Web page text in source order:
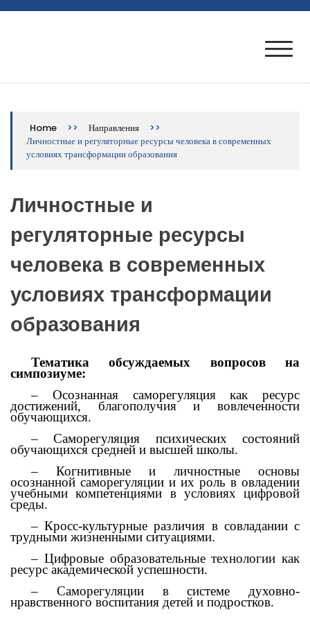
Home >> Направления
>>
Личностные и регуляторные ресурсы человека в современных
условиях трансформации образования
Личностные и
регуляторные ресурсы
человека в современных
условиях трансформации
образования
Тематика обсуждаемых вопросов на
симпозиуме:
– Осознанная саморегуляция как ресурс
достижений, благополучия и вовлеченности
обучающихся.
– Саморегуляция психических состояний
обучающихся средней и высшей школы.
– Когнитивные и личностные основы
осознанной саморегуляции и их роль в овладении
учебными компетенциями в условиях цифровой
среды.
– Кросс-культурные различия в совладании с
трудными жизненными ситуациями.
– Цифровые образовательные технологии как
ресурс академической успешности.
– Саморегуляции в системе духовно-
нравственного воспитания детей и подростков.